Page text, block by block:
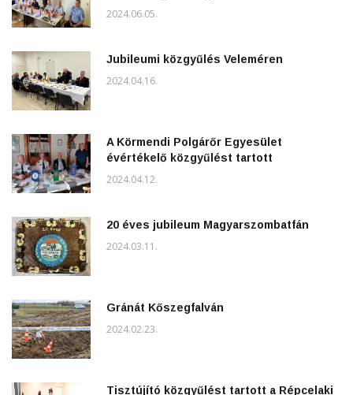
2024.06.05.
Jubileumi közgyűlés Veleméren
2024.04.16.
A Körmendi Polgárőr Egyesület
évértékelő közgyűlést tartott
2024.04.12.
20 éves jubileum Magyarszombatfán
2024.03.11.
Gránát Kőszegfalván
2024.02.23.
Tisztújító közgyűlést tartott a Répcelaki